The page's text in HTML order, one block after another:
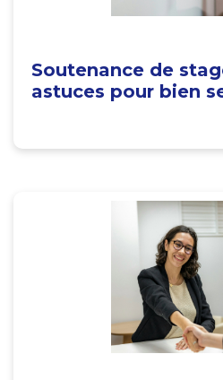
Soutenance de
astuces pour bien